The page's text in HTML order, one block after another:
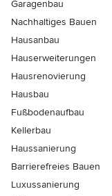
Garagenbau
Nachhaltiges Bauen
Hausanbau
Hauserweiterungen
Hausrenovierung
Hausbau
Fußbodenaufbau
Kellerbau
Haussanierung
Barrierefreies Bauen
Luxussanierung